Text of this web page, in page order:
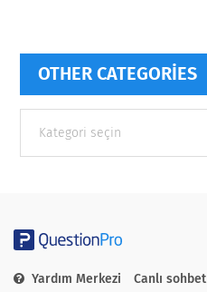
OTHER CATEGORIES
categories
Yardım Merkezi Canlı sohbet